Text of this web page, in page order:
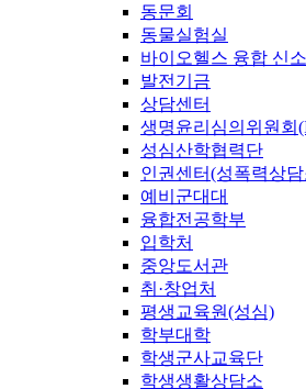
동문회
동물실험실
바이오헬스 융합 신
발전기금
상담센터
생명윤리심의위원회
성심산학협력단
인권센터(성폭력상
예비군대대
융합전공학부
입학처
중앙도서관
취·창업처
평생교육원(성심)
학부대학
학생군사교육단
학생생활상담소